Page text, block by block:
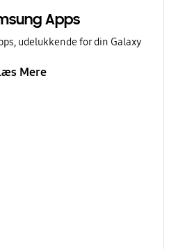
Apps
udelukkende for din Galaxy
Mere